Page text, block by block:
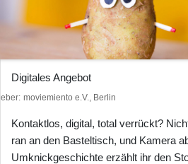
Digitales Angebot
moviemiento e.V., Berlin
Kontaktlos, digital, total verrückt?
ran an den Basteltisch, und Kamera
Umknickgeschichte erzählt ihr den